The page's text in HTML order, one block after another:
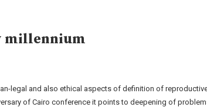
millennium
legal and also ethical aspects of definition of
of Cairo conference it points to deepening of